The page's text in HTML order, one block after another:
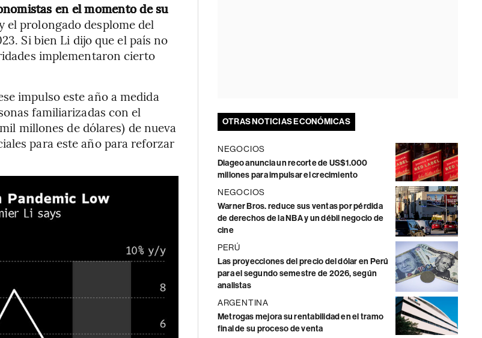
en el momento de su
el prolongado desplome del
Si bien Li dijo que el país no
implementaron cierto
impulso este año a medida
familiarizadas con el
millones de dólares) de nueva
para este año para reforzar
OTRAS NOTICIAS ECONÓMICAS
NEGOCIOS
Diageo anuncia un recorte de US$1.000
millones para impulsar el crecimiento
NEGOCIOS
Warner Bros. reduce sus ventas por pérdida
de derechos de la NBA y un débil negocio de
cine
PERÚ
Las proyecciones del precio del dólar en Perú
para el segundo semestre de 2026, según
analistas
ARGENTINA
Metrogas mejora su rentabilidad en el tramo
final de su proceso de venta